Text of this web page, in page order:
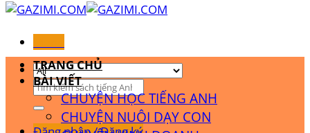
Tìm
kiếm:
TRANG CHỦ
BÀI VIẾT
CHUYỆN HỌC TIẾNG ANH
CHUYỆN NUÔI DẠY CON